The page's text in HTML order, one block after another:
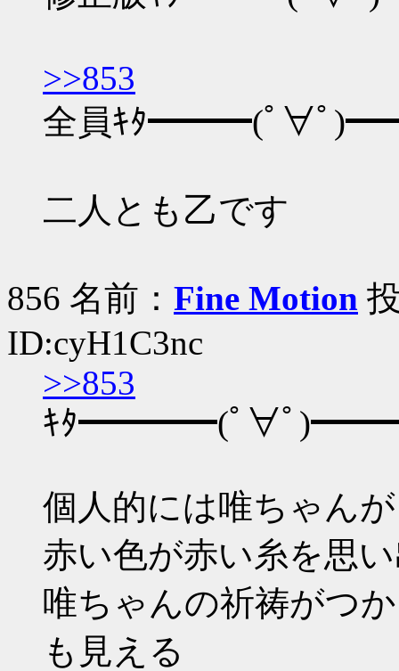
>>853
全員ｷﾀ━━━(ﾟ∀ﾟ
二人とも乙です
856 名前： Fine Motion
ID:cyH1C3nc
>>853
ｷﾀ━━━━(ﾟ∀ﾟ)━━━━
個人的には唯ちゃん
赤い色が赤い糸を思
唯ちゃんの祈祷がつ
も見える